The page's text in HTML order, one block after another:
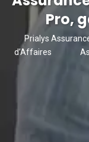
Pro,
Prialys
d’Affaires